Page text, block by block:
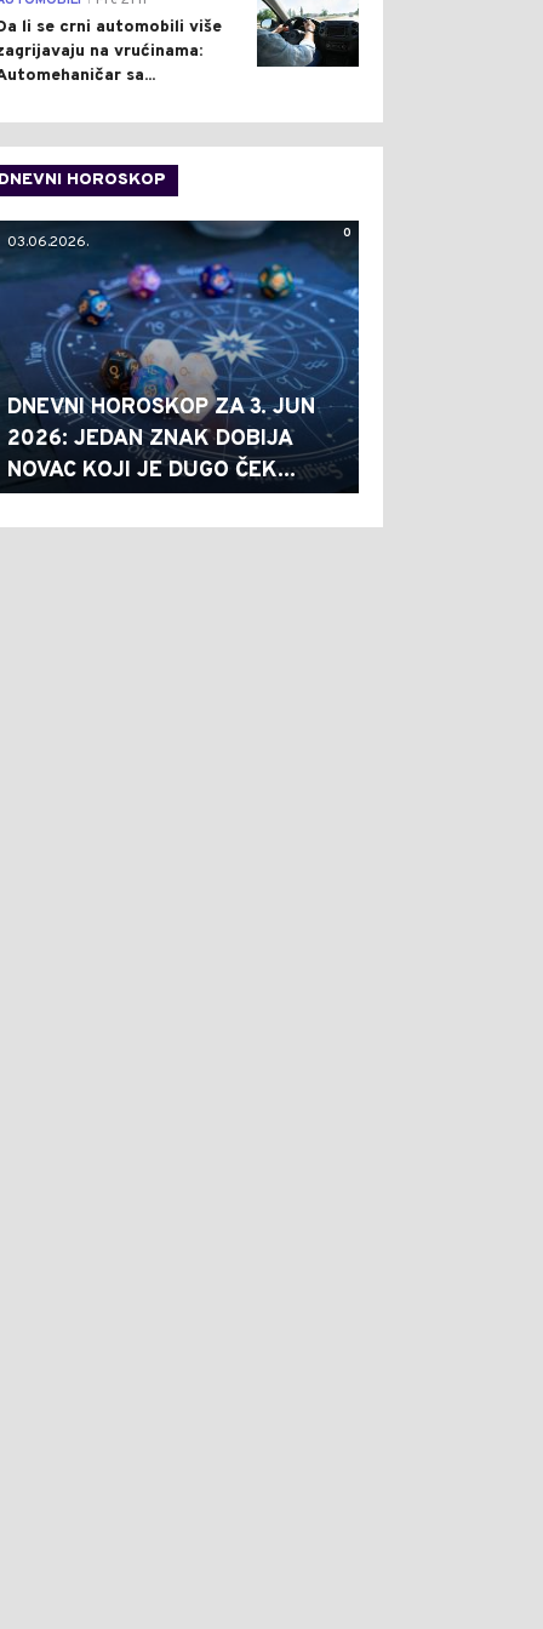
li se crni automobili više
na vrućinama:
sa...
DNEVNI HOROSKOP
0
03.06.2026.
DNEVNI HOROSKOP ZA 3. JUN
2026: JEDAN ZNAK DOBIJA
NOVAC KOJI JE DUGO ČEK...